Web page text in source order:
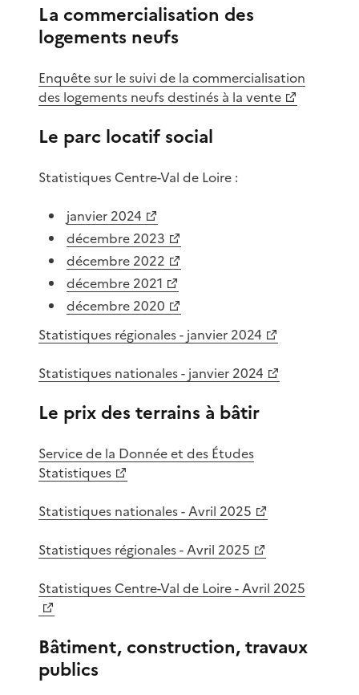
La commercialisation des
logements neufs
Enquête sur le suivi de la commercialisation
des logements neufs destinés à la vente
Le parc locatif social
Statistiques Centre-Val de Loire :
janvier 2024
décembre 2023
décembre 2022
décembre 2021
décembre 2020
Statistiques régionales - janvier 2024
Statistiques nationales - janvier 2024
Le prix des terrains à bâtir
Service de la Donnée et des Études
Statistiques
Statistiques nationales - Avril 2025
Statistiques régionales - Avril 2025
Statistiques Centre-Val de Loire - Avril 2025
Bâtiment, construction, travaux
publics